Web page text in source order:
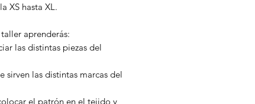
XS hasta XL.
aprenderás:
las distintas piezas del
sirven las distintas marcas del
el patrón en el tejido y